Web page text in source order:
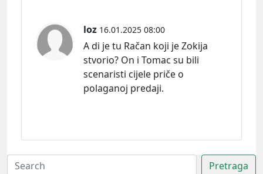
loz 16.01.2025 08:00
A di je tu Račan koji je Zokija
stvorio? On i Tomac su bili
scenaristi cijele priče o
polaganoj predaji.